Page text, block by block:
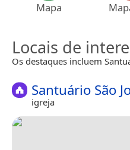
Mapa
Locais de
Os destaques incluem
Santuário São
igreja